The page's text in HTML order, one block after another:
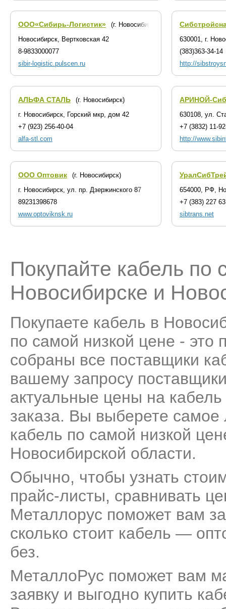
ООО«Сибирь-Логистик»
(г. Новосибирск)
Новосибирск, Вертковская 42
8-9833000077
sibir-logistic.pulscen.ru
630001, г.
(383)363-34-14
http://
АЛЬФА СТАЛЬ
(г. Новосибирск)
г. Новосибирск, Горский мкр, дом 42
+7 (923) 256-40-04
alfa-stl.com
АРИНОЙ-
630108, ул.
+7 (3832) 11-
http://
ООО Оптовик
(г. Новосибирск)
г. Новосибирск, ул. пр. Дзержинского 87
89231398678
www.optoviknsk.ru
654000, РФ,
+7 (383) 227
sibtrans.net
Покупайте кабель по
Новосибирске и
Покупаете кабель в
по самой низкой цене - это
собраны все поставщики
вашему запросу
актуальные цены на
заказа. Вы выберете
кабель по самой низкой
Новосибирской области.
Обычно, чтобы узнать
прайс-листы, сравнивать
Металлорус поможет вам
сколько стоит кабель —
без.
МеталлоРус поможет вам
заявку и выгодно купить